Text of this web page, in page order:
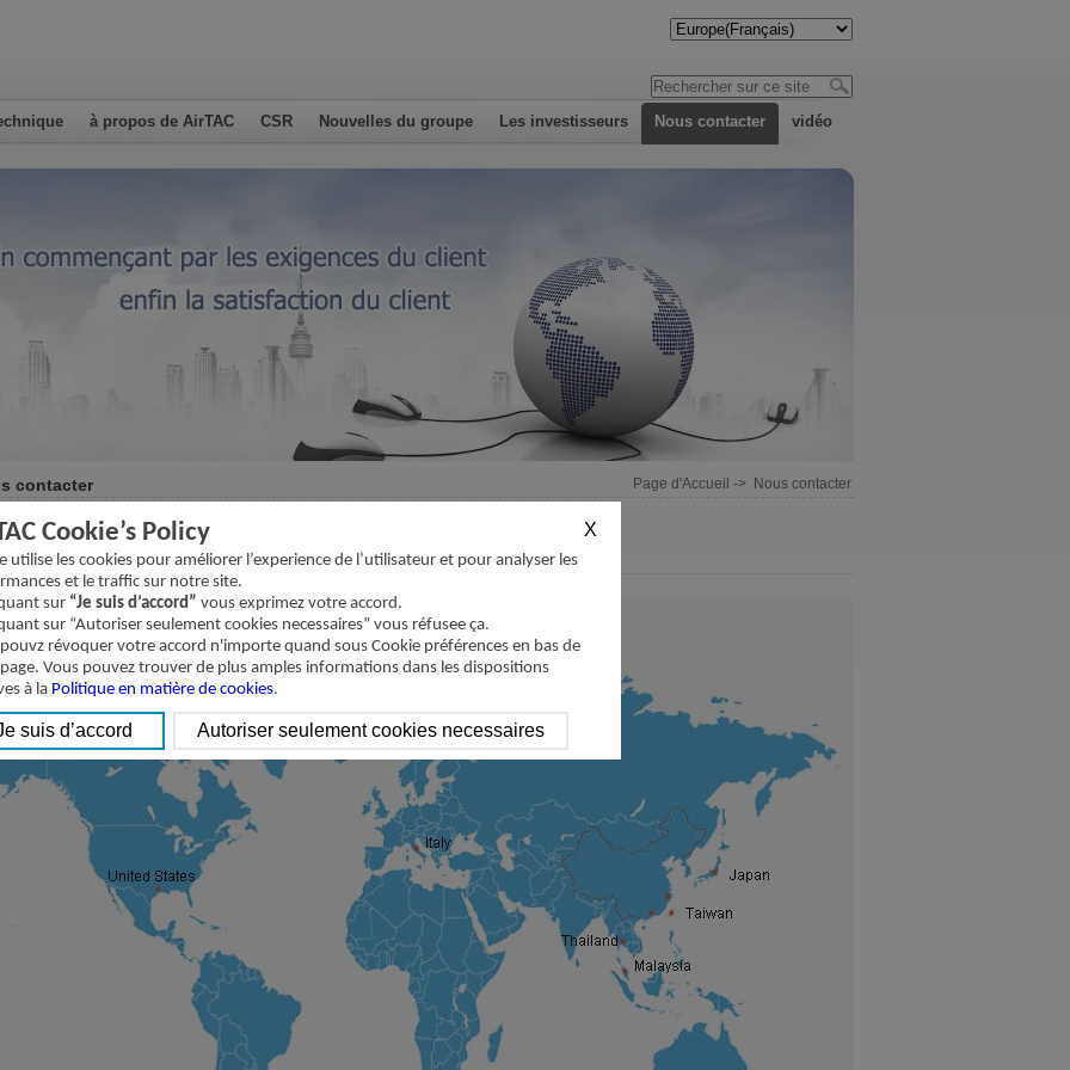
à propos de AirTAC CSR Nouvelles du groupe Les investisseurs Nous contacter vidéo
contacter Page d'Accueil -> Nous contacter
Cookie’s Policy
utilise les cookies pour améliorer l’experience de l’utilisateur et pour analyser les
et le traffic sur notre site.
sur “Je suis d’accord” vous exprimez votre accord.
sur “Autoriser seulement cookies necessaires” vous réfusee ça.
révoquer votre accord n'importe quand sous Cookie préférences en bas de
Vous pouvez trouver de plus amples informations dans les dispositions
à la Politique en matière de cookies.